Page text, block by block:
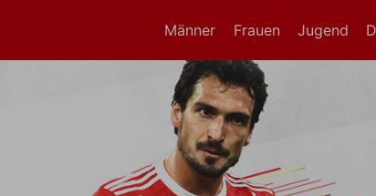
Männer Frauen Jugend